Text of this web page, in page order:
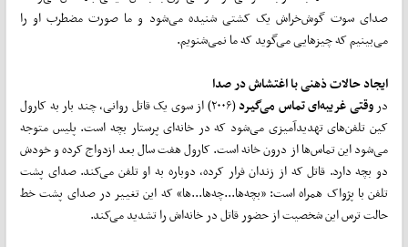
صدای سوت گوش‌خراش یک کشتی شنیده می‌شود و ما صورت مضطرب او را
می‌بینیم که چیزهایی می‌گوید که ما نمی‌شنویم.
ایجاد حالات ذهنی با اغتشاش در صدا
در وقتی غریبه‌ای تماس می‌گیرد
(۲۰۰۶) از سوی یک قاتل روانی، چند بار به کارول
کین تلفن‌های تهدید‌آمیزی می‌شود که در خانه‌ای پرستار بچه‌ است. پلیس متوجه
می‌شود این تماس‌ها از درون خانه است. کارول هفت سال بعد ازدواج کرده و خودش
دو بچه دارد. قاتل که از زندان فرار کرده، دوباره به او تلفن می‌کند. صدای پشت
تلفن با پژواک همراه است: «بچه‌ها...چه‌ها...ها» که این تغییر در صدای پشت خط
حالت ترس این شخصیت از حضور قاتل در خانه‌اش را تشدید می‌کند.